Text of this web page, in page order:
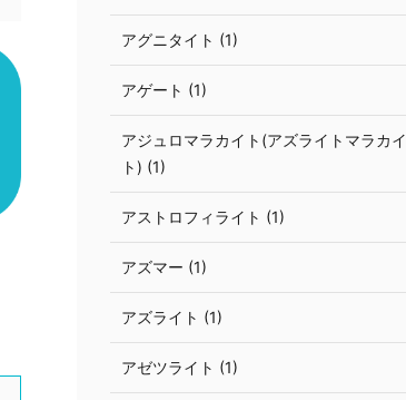
アグニタイト (1)
アゲート (1)
アジュロマラカイト(アズライトマラカイ
ト) (1)
アストロフィライト (1)
アズマー (1)
アズライト (1)
アゼツライト (1)